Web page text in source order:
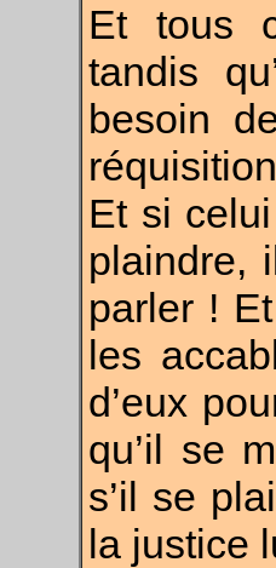
Et tous
tandis
besoin
Et si
plaindre,
parler !
les
d’eux
qu’il se
s’il se
la justice